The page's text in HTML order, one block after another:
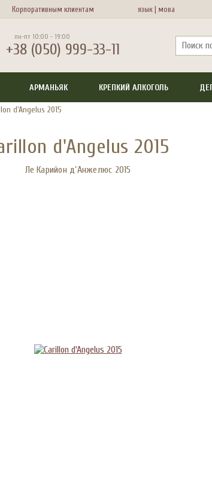
Корпоративным клиентам язык |мова
пн-пт 10:00 - 19:00
+38 (050) 999-33-11
АРМАНЬЯК КРЕПКИЙ АЛКОГОЛЬ
d'Angelus 2015
d'Angelus 2015
Ле Карийон д’Анжелюс 2015